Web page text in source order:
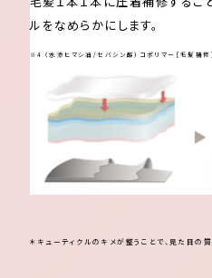
ルをなめらかにします。
※4 （水添ヒマシ油/セバシン酸）コポリマー［毛髪補修］
＊キューティクルのキメが整うことで、見た目の